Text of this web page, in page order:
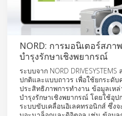
NORD: การมอนิเตอร์สภา
บำรุงรักษาเชิงพยากรณ์
ระบบจาก NORD
ปกติและแบบถาวร เพื่อใช้ยกระดั
ประสิทธิภาพการทำงาน ข้อมูลเห
บำรุงรักษาเชิงพยากรณ์ โดยใช้อุ
ระบบขับเคลื่อนอิเลคทรอนิกส์ ซึ่ง